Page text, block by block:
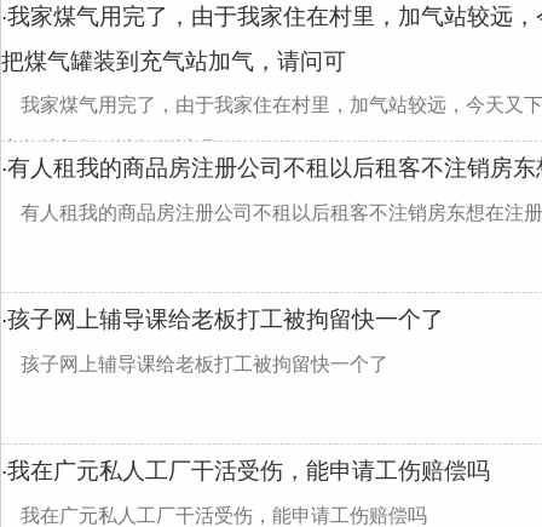
·我家煤气用完了，由于我家住在村里，加气站较远
把煤气罐装到充气站加气，请问可
我家煤气用完了，由于我家住在村里，加气站较远，今天又
充气站加气，请问可以吗
·有人租我的商品房注册公司不租以后租客不注销房
有人租我的商品房注册公司不租以后租客不注销房东想在注
·孩子网上辅导课给老板打工被拘留快一个了
孩子网上辅导课给老板打工被拘留快一个了
·我在广元私人工厂干活受伤，能申请工伤赔偿吗
我在广元私人工厂干活受伤，能申请工伤赔偿吗